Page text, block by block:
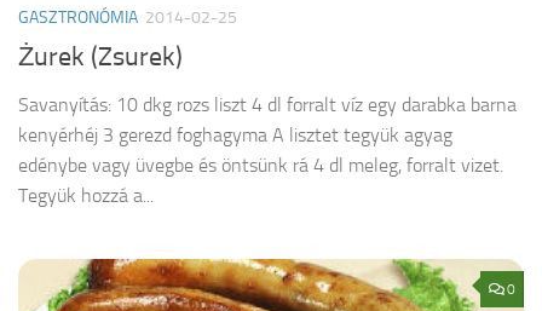
GASZTRONÓMIA 2014-02-25
Żurek (Zsurek)
Savanyítás: 10 dkg rozs liszt 4 dl forralt víz egy darabka barna
kenyérhéj 3 gerezd foghagyma A lisztet tegyük agyag
edénybe vagy üvegbe és öntsünk rá 4 dl meleg, forralt vizet.
Tegyük hozzá a...
0